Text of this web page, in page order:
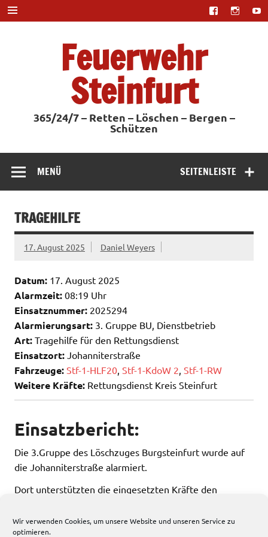
Wir verwenden Cookies, um unsere Website und unseren Service zu
optimieren.
Zum
Inhalt
springen
Feuerwehr
Steinfurt
365/24/7 – Retten – Löschen – Bergen –
Schützen
SEITENLEISTE
MENÜ
TRAGEHILFE
17. August 2025 Daniel Weyers
Datum: 17. August 2025
Alarmzeit: 08:19 Uhr
Einsatznummer: 2025294
Alarmierungsart: 3. Gruppe BU, Dienstbetrieb
Art: Tragehilfe für den Rettungsdienst
Einsatzort: Johanniterstraße
Fahrzeuge: Stf-1-HLF20 Stf-1-KdoW 2 Stf-1-RW
Weitere Kräfte: Rettungsdienst Kreis Steinfurt
Einsatzbericht:
Die 3.Gruppe des Löschzuges Burgsteinfurt wurde auf
die Johanniterstraße alarmiert.
Dort unterstützten die eingesetzten Kräfte den